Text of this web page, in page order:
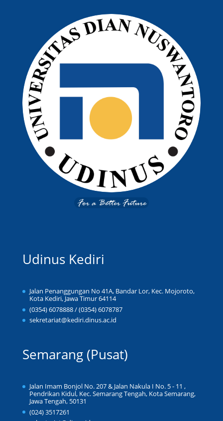
Udinus Kediri
Jalan Penanggungan No 41A, Bandar Lor, Kec. Mojoroto,
Kota Kediri, Jawa Timur 64114
(0354) 6078888 / (0354) 6078787
sekretariat@kediri.dinus.ac.id
Semarang (Pusat)
Jalan Imam Bonjol No. 207 & Jalan Nakula I No. 5 - 11 ,
Pendrikan Kidul, Kec. Semarang Tengah, Kota Semarang,
Jawa Tengah, 50131
(024) 3517261